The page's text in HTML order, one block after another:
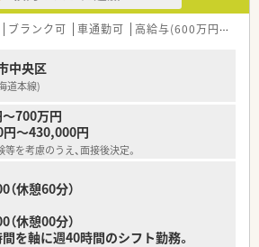
あり／／
薬剤師を応援し、実績も多数あり！
請求等、
薬局経営に関わる全てをレクチャ一いたしま
ちしたい方にもオススメ♪
す／／
後、グループ会社と合わせ著しい成長を遂げて
中心に20店舗以上を展開しており、更に今後
です！
創り、みんなで育てる会社」とお考えで、
離が近さ、風通しのよさには自信がありま
ブランク可 車通勤可 高給与(600万円以上)
中央区
道本線)
700万円
～430,000円
を考慮のうえ、面接後決定。
（休憩60分）
（休憩00分）
を軸に週40時間のシフト勤務。